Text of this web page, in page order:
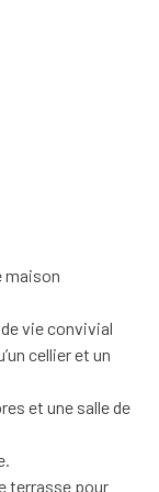
maison
vie convivial
cellier et un
et une salle de
terrasse pour